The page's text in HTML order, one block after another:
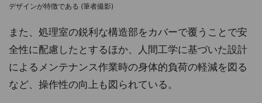
デザインが特徴である (筆者撮影)
また、処理室の鋭利な構造部をカバーで覆うことで安
全性に配慮したとするほか、人間工学に基づいた設計
によるメンテナンス作業時の身体的負荷の軽減を図る
など、操作性の向上も図られている。